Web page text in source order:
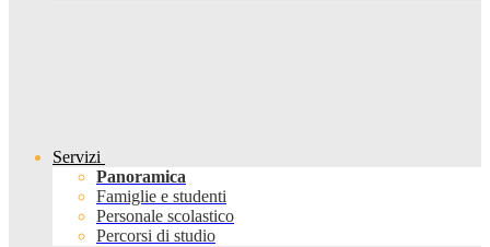
Servizi
Panoramica
Famiglie e studenti
Personale scolastico
Percorsi di studio